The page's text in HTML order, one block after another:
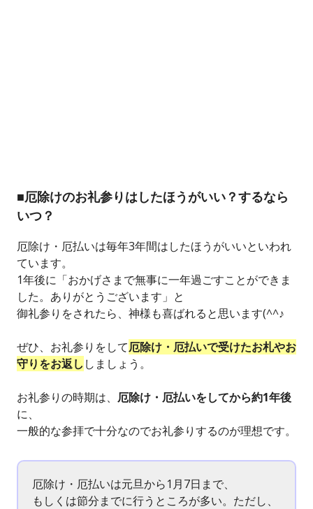
■厄除けのお礼参りはしたほうがいい？するなら
いつ？
厄除け・厄払いは毎年3年間はしたほうがいいといわれ
ています。
1年後に「おかげさまで無事に一年過ごすことができま
した。ありがとうございます」と
御礼参りをされたら、神様も喜ばれると思います(^^♪
ぜひ、お礼参りをして厄除け・厄払いで受けたお札やお
守りをお返し しましょう。
お礼参りの時期は、 厄除け・厄払いをしてから約1年後
に、
一般的な参拝で十分なのでお礼参りするのが理想です。
厄除け・厄払いは元旦から1月7日まで、
もしくは節分までに行うところが多い。ただし、